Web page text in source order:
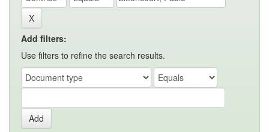
Add filters:
Use filters to refine the search results.